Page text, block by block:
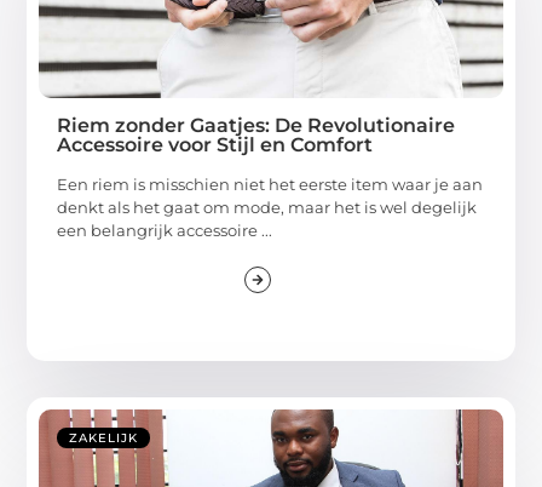
Riem zonder Gaatjes: De Revolutionaire
Accessoire voor Stijl en Comfort
Een riem is misschien niet het eerste item waar je aan
denkt als het gaat om mode, maar het is wel degelijk
een belangrijk accessoire ...
ZAKELIJK